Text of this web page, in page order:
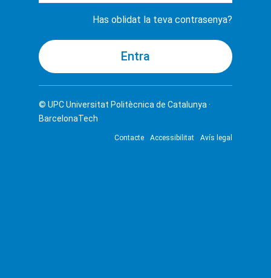
Has oblidat la teva contrasenya?
© UPCUniversitat Politècnica de Catalunya ·
BarcelonaTech
Contacte Accessibilitat Avís legal